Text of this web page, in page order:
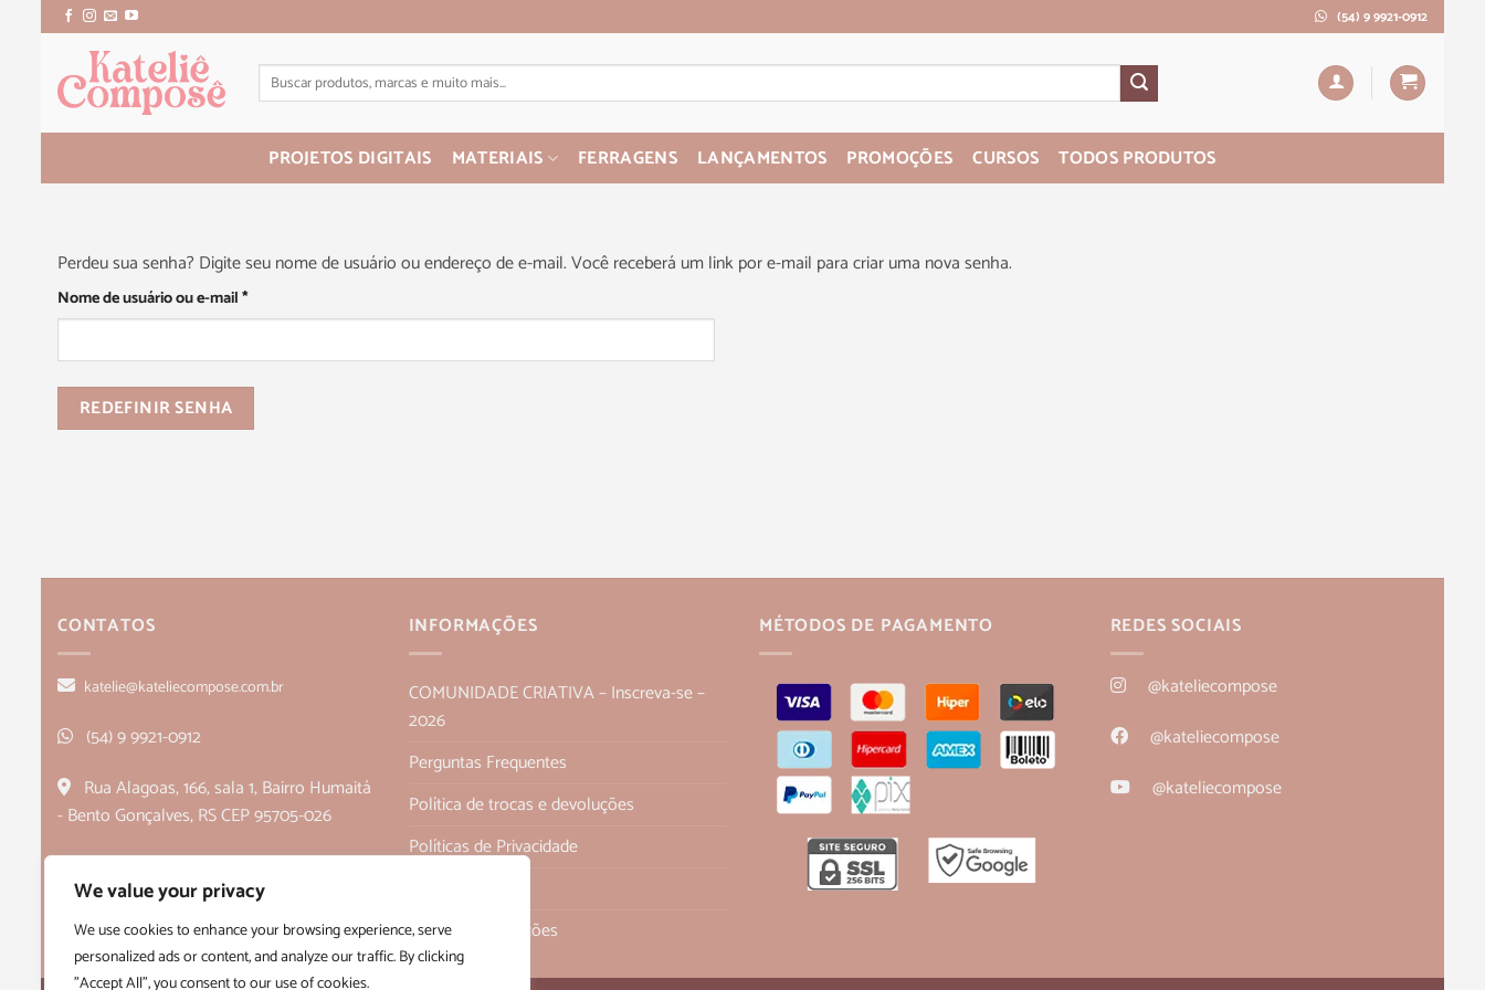
We value your privacy
We use cookies to enhance your browsing experience, serve
personalized ads or content, and analyze our traffic. By clicking
"Accept All", you consent to our use of cookies.
(54) 9 9921-0912
PROJETOS DIGITAIS MATERIAIS FERRAGENS LANÇAMENTOS PROMOÇÕES CURSOS TODOS PRODUTOS
Perdeu sua senha? Digite seu nome de usuário ou endereço de e-mail. Você receberá um link por e-mail para criar uma nova senha.
Nome de usuário ou e-mail*
REDEFINIR SENHA
CONTATOS
katelie@kateliecompose.com.br
(54) 9 9921-0912
Rua Alagoas, 166, sala 1, Bairro Humaitá
- Bento Gonçalves, RS CEP 95705-026
INFORMAÇÕES
COMUNIDADE CRIATIVA – Inscreva-se –
2026
Perguntas Frequentes
Política de trocas e devoluções
Políticas de Privacidade
Termos e Condições
MÉTODOS DE PAGAMENTO REDES SOCIAIS
@kateliecompose
@kateliecompose
@kateliecompose